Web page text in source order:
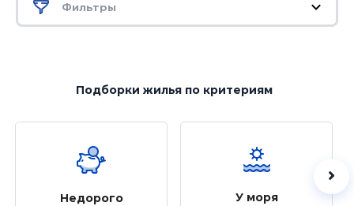
Фильтры
Подборки жильяпо критериям
Недорого У моря